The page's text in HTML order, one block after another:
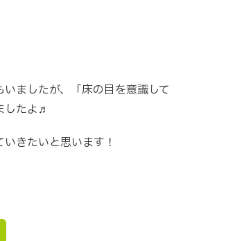
ましたが、「床の目を意識して
したよ♬
きたいと思います！